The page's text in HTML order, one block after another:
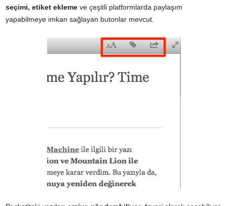
seçimi, etiket ekleme ve çeşitli platformlarda paylaşım
yapabilmeye imkan sağlayan butonlar mevcut.